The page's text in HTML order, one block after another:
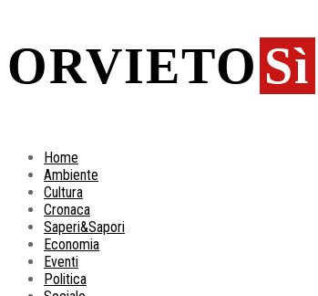
ORVIETO Sì
Home
Ambiente
Cultura
Cronaca
Saperi&Sapori
Economia
Eventi
Politica